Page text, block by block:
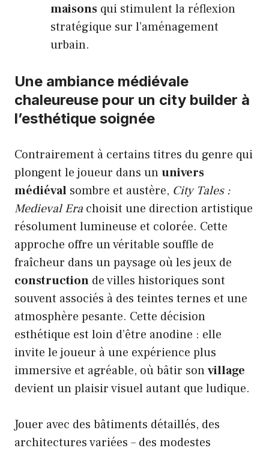
maisons qui stimulent la réflexion
stratégique sur l’aménagement
urbain.
Une ambiance médiévale
chaleureuse pour un city builder à
l’esthétique soignée
Contrairement à certains titres du genre qui
plongent le joueur dans ununivers
médiéval sombre et austère, City Tales :
Medieval Era choisit une direction artistique
résolument lumineuse et colorée. Cette
approche offre un véritable souffle de
fraîcheur dans un paysage où les jeux de
construction de villes historiques sont
souvent associés à des teintes ternes et une
atmosphère pesante. Cette décision
esthétique est loin d’être anodine : elle
invite le joueur à une expérience plus
immersive et agréable, où bâtir sonvillage
devient un plaisir visuel autant que ludique.
Jouer avec des bâtiments détaillés, des
architectures variées – des modestes